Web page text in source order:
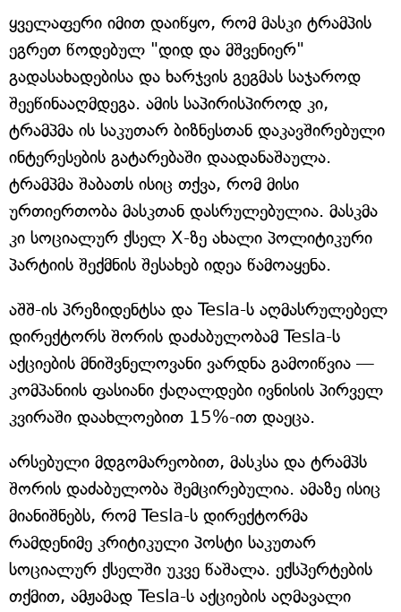
ყველაფერი იმით დაიწყო, რომ მასკი ტრამპის
ეგრეთ წოდებულ "დიდ და მშვენიერ"
გადასახადებისა და ხარჯვის გეგმას საჯაროდ
შეეწინააღმდეგა. ამის საპირისპიროდ კი,
ტრამპმა ის საკუთარ ბიზნესთან დაკავშირებული
ინტერესების გატარებაში დაადანაშაულა.
ტრამპმა შაბათს ისიც თქვა, რომ მისი
ურთიერთობა მასკთან დასრულებულია. მასკმა
კი სოციალურ ქსელ X-ზე ახალი პოლიტიკური
პარტიის შექმნის შესახებ იდეა წამოაყენა.
აშშ-ის პრეზიდენტსა და Tesla-ს აღმასრულებელ
დირექტორს შორის დაძაბულობამ Tesla-ს
აქციების მნიშვნელოვანი ვარდნა გამოიწვია —
კომპანიის ფასიანი ქაღალდები ივნისის პირველ
კვირაში დაახლოებით 15%-ით დაეცა.
არსებული მდგომარეობით, მასკსა და ტრამპს
შორის დაძაბულობა შემცირებულია. ამაზე ისიც
მიანიშნებს, რომ Tesla-ს დირექტორმა
რამდენიმე კრიტიკული პოსტი საკუთარ
სოციალურ ქსელში უკვე წაშალა. ექსპერტების
თქმით, ამჟამად Tesla-ს აქციების აღმავალი